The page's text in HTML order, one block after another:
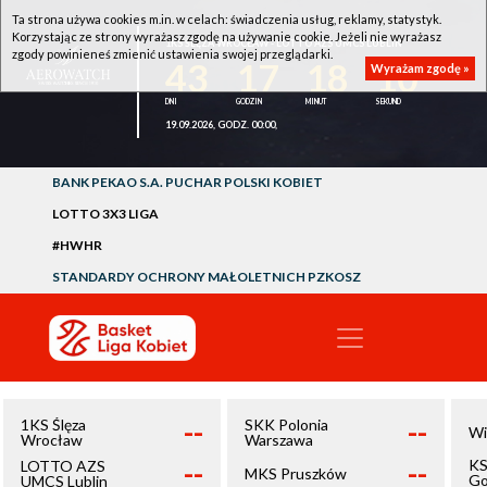
1KS ŚLĘZA WROCŁAW - LOTTO AZS UMCS LUBLIN
10
19.09.2026, GODZ. 00:00,
BANK PEKAO S.A. PUCHAR POLSKI KOBIET
LOTTO 3X3 LIGA
#HWHR
STANDARDY OCHRONY MAŁOLETNICH PZKOSZ
1KS Ślęza
Wrocław
--
LOTTO AZS
UMCS Lublin
--
SKK Polonia
Warszawa
--
MKS Pruszków --
Ta strona używa cookies m.in. w celach: świadczenia usług, reklamy, statystyk.
Korzystając ze strony wyrażasz zgodę na używanie cookie. Jeżeli nie wyrażasz
zgody powinieneś zmienić ustawienia swojej przeglądarki.
Wyrażam zgodę »